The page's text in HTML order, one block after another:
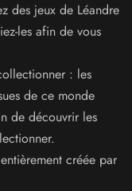
des jeux de Léandre
les afin de vous
: les
de ce monde
de découvrir les
créée par